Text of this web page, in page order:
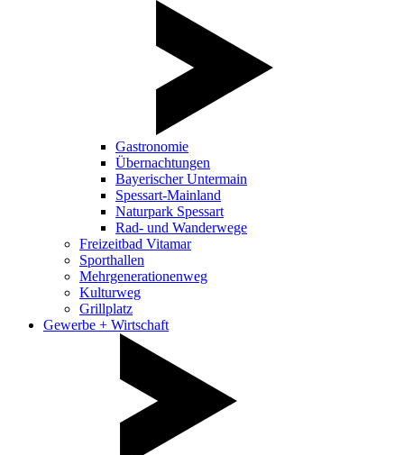
Gastronomie
Übernachtungen
Bayerischer Untermain
Spessart-Mainland
Naturpark Spessart
Rad- und Wanderwege
Freizeitbad Vitamar
Sporthallen
Mehrgenerationenweg
Kulturweg
Grillplatz
Gewerbe + Wirtschaft